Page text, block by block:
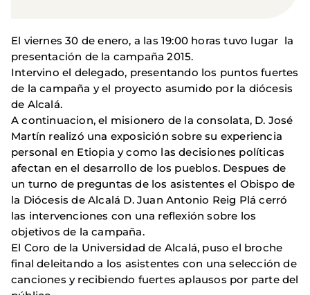
El viernes 30 de enero, a las 19:00 horas tuvo lugar la
presentación de la campaña 2015.
Intervino el delegado, presentando los puntos fuertes
de la campaña y el proyecto asumido por la diócesis
de Alcalá.
A continuacion, el misionero de la consolata, D. José
Martín realizó una exposición sobre su experiencia
personal en Etiopia y como las decisiones políticas
afectan en el desarrollo de los pueblos. Despues de
un turno de preguntas de los asistentes el Obispo de
la Diócesis de Alcalá D. Juan Antonio Reig Plá cerró
las intervenciones con una reflexión sobre los
objetivos de la campaña.
El Coro de la Universidad de Alcalá, puso el broche
final deleitando a los asistentes con una selección de
canciones y recibiendo fuertes aplausos por parte del